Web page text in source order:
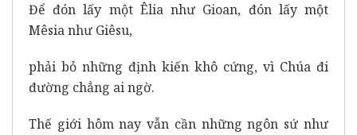
Để đón lấy một Êlia như Gioan, đón lấy một
Mêsia như Giêsu,
phải bỏ những định kiến khô cứng, vì Chúa đi
đường chẳng ai ngờ.
Thế giới hôm nay vẫn cần những ngôn sứ như